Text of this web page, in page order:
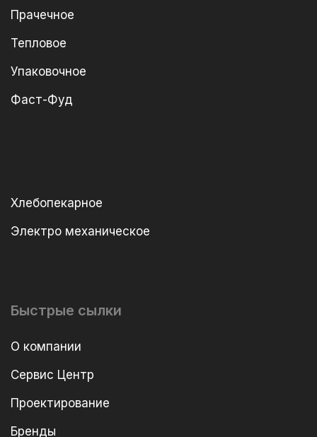
Прачечное
Тепловое
Упаковочное
Фаст-Фуд
Хлебопекарное
Электро механическое
Быстрые сылки
О компании
Сервис Центр
Проектирование
Бренды